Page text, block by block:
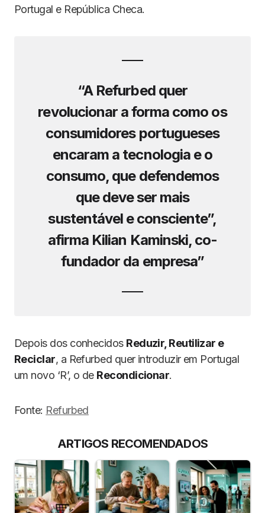
Portugal e República Checa.
“A Refurbed quer
revolucionar a forma como os
consumidores portugueses
encaram a tecnologia e o
consumo, que defendemos
que deve ser mais
sustentável e consciente”,
afirma Kilian Kaminski, co-
fundador da empresa”
Depois dos conhecidos Reduzir, Reutilizar e
Reciclar, a Refurbed quer introduzir em Portugal
um novo ‘R’, o de Recondicionar.
Fonte: Refurbed
ARTIGOS RECOMENDADOS